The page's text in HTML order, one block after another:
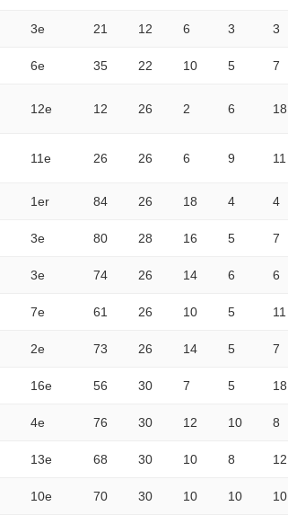
3e 21 12 6 3 3
6e 35 22 10 5 7
12e 12 26 2 6 18
11e 26 26 6 9 11
1er 84 26 18 4 4
3e 80 28 16 5 7
3e 74 26 14 6 6
7e 61 26 10 5 11
2e 73 26 14 5 7
16e 56 30 7 5 18
4e 76 30 12 10 8
13e 68 30 10 8 12
10e 70 30 10 10 10